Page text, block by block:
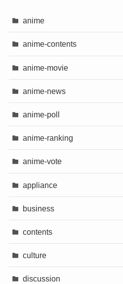
anime
anime-contents
anime-movie
anime-news
anime-poll
anime-ranking
anime-vote
appliance
business
contents
culture
discussion